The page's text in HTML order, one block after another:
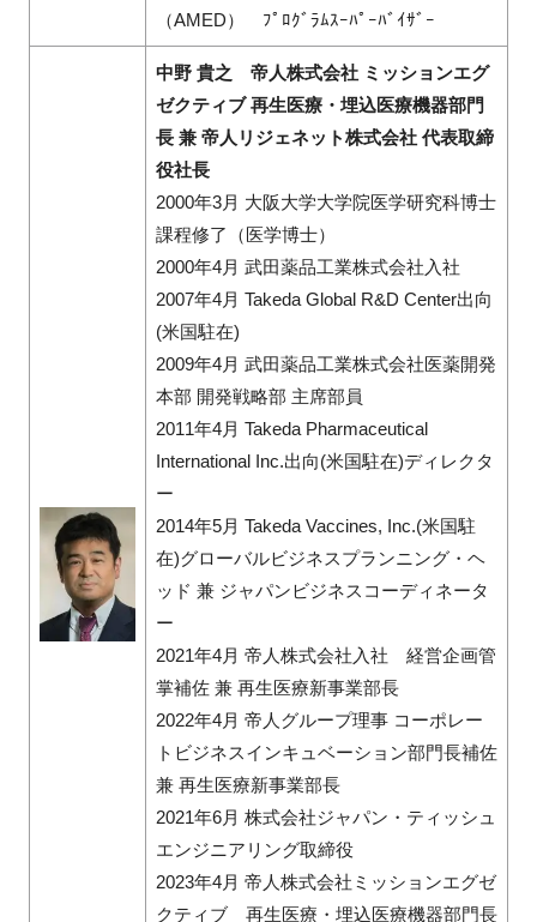
（AMED） ﾌﾟﾛｸﾞﾗﾑｽｰﾊﾟｰﾊﾞｲｻﾞｰ
中野 貴之 帝人株式会社 ミッションエグ
ゼクティブ 再生医療・埋込医療機器部門
長 兼 帝人リジェネット株式会社 代表取締
役社長
2000年3月 大阪大学大学院医学研究科博士
課程修了（医学博士）
2000年4月 武田薬品工業株式会社入社
2007年4月 Takeda Global R&D Center出向
(米国駐在)
2009年4月 武田薬品工業株式会社医薬開発
本部 開発戦略部 主席部員
2011年4月 Takeda Pharmaceutical
International Inc.出向(米国駐在)ディレクタ
ー
2014年5月 Takeda Vaccines, Inc.(米国駐
在)グローバルビジネスプランニング・ヘ
ッド 兼 ジャパンビジネスコーディネータ
ー
2021年4月 帝人株式会社入社 経営企画管
掌補佐 兼 再生医療新事業部長
2022年4月 帝人グループ理事 コーポレー
トビジネスインキュベーション部門長補佐
兼 再生医療新事業部長
2021年6月 株式会社ジャパン・ティッシュ
エンジニアリング取締役
2023年4月 帝人株式会社ミッションエグゼ
クティブ 再生医療・埋込医療機器部門長